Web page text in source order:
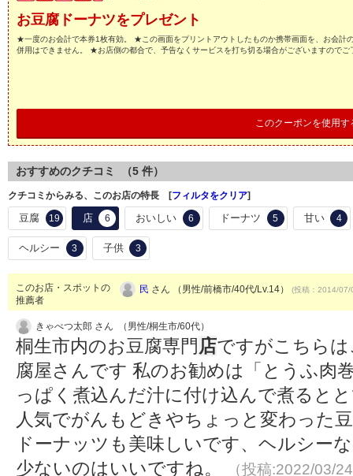
お豆腐ドーナツをプレゼント
★一度のお会計で本券1枚有効。 ★この画面をプリントアウトしたものか携帯画面を、お会計
併用はできません。 ★お店側の都合で、予告なくサービスを打ち切る場合がございますのでご
このクーポンを使用す
おすすめのクチコミ （5 件）
クチコミからみる、このお店の特長 [フィルタをクリア]
豆腐 19 店 6 おいしい 6 ドーナツ 5 甘い 4
ヘルシー 3 子供 3
このお店・スポットの
推薦者
民 さん （男性/前橋市/40代/Lv.14） (投稿：2014/
きゃべつ太郎 さん （男性/桐生市/60代）
桐生市内のお豆腐専門店ですがこちら
腐屋さんです 私のお勧めは「とうふ肉
っぱく煮込んだ汁に付け込んで煮ると
人気でがんもどきやちょっと変わった
ドーナッツも美味しいです、ヘルシー
少ないのはいいですね。
（投稿:2022/03/